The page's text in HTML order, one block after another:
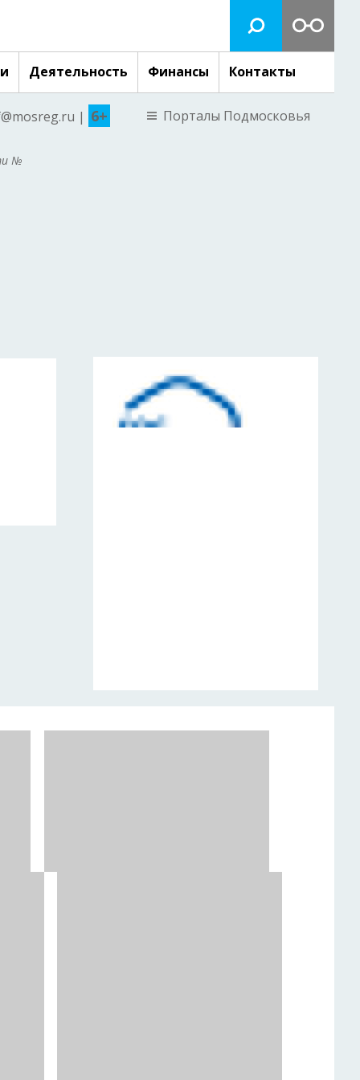
Деятельность Финансы Контакты
| 6+ Порталы Подмосковья
№